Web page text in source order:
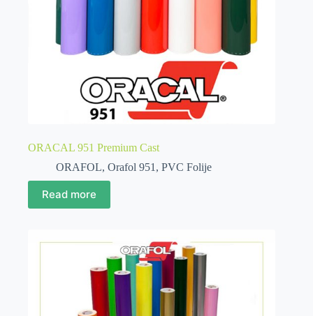
ORACAL 951 Premium Cast
ORAFOL, Orafol 951 , PVC Folije
Read more